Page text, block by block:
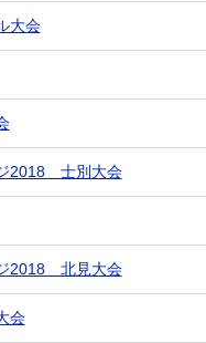
大会
2018 士別大会
2018 北見大会
会